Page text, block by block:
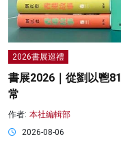
2026書展巡禮
書展2026｜從劉以鬯
常
作者: 本社編輯部
2026-08-06